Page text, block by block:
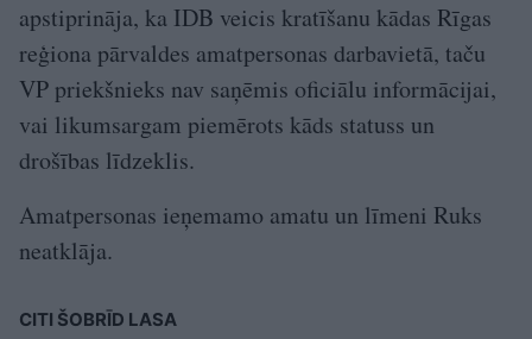
apstiprināja, ka IDB veicis kratīšanu kādas Rīgas
reģiona pārvaldes amatpersonas darbavietā, taču
VP priekšnieks nav saņēmis oficiālu informācijai,
vai likumsargam piemērots kāds statuss un
drošības līdzeklis.
Amatpersonas ieņemamo amatu un līmeni Ruks
neatklāja.
CITI ŠOBRĪD LASA